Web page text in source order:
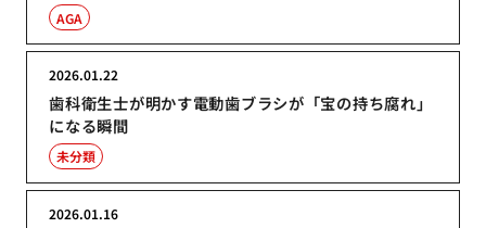
AGA
歯科衛生士が明かす電動歯ブラシが「宝の持ち腐れ」
になる瞬間
2026.01.22
未分類
2026.01.16